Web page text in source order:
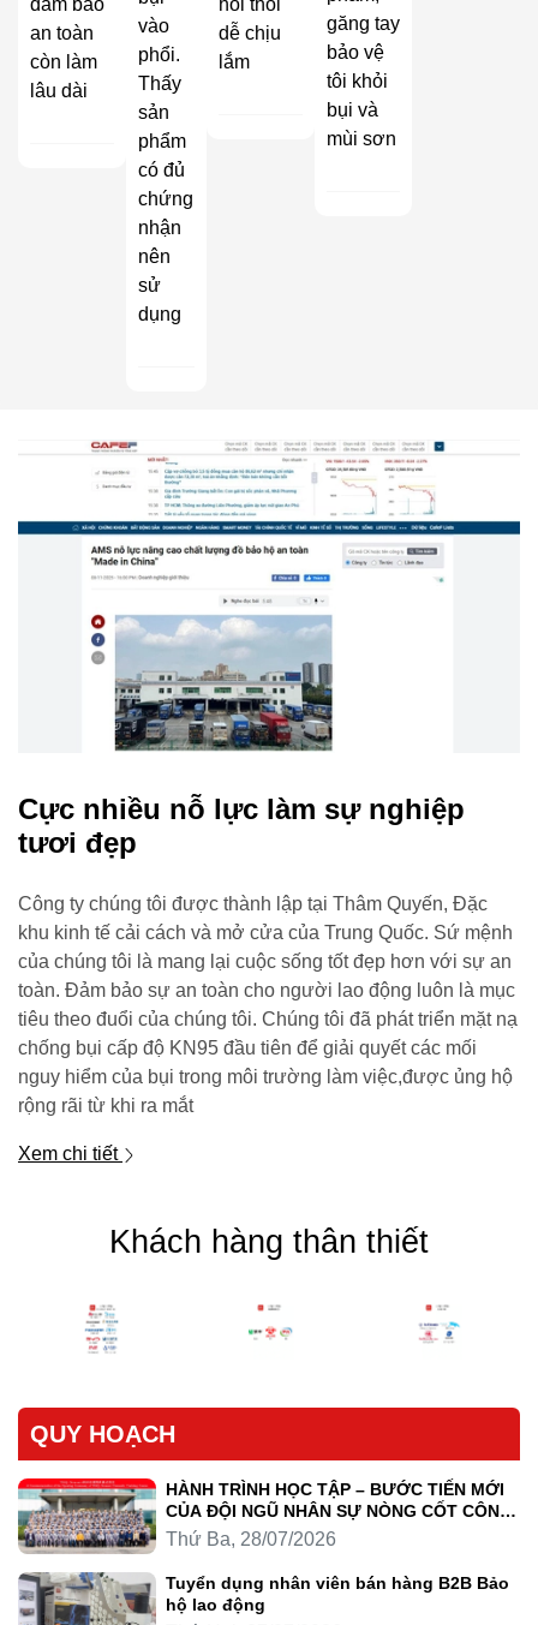
an toàn
còn làm
lâu dài
vào
phổi.
Thấy
sản
phẩm
có đủ
chứng
nhận
nên
sử
dụng
dễ chịu
lắm
găng tay
bảo vệ
tôi khỏi
bụi và
mùi sơn
Cực nhiều nỗ lực làm sự nghiệp
tươi đẹp
Công ty chúng tôi được thành lập tại Thâm Quyến, Đặc
khu kinh tế cải cách và mở cửa của Trung Quốc. Sứ mệnh
của chúng tôi là mang lại cuộc sống tốt đẹp hơn với sự an
toàn. Đảm bảo sự an toàn cho người lao động luôn là mục
tiêu theo đuổi của chúng tôi. Chúng tôi đã phát triển mặt nạ
chống bụi cấp độ KN95 đầu tiên để giải quyết các mối
nguy hiểm của bụi trong môi trường làm việc,được ủng hộ
rộng rãi từ khi ra mắt
Xem chi tiết
Khách hàng thân thiết
QUY HOẠCH
HÀNH TRÌNH HỌC TẬP – BƯỚC TIẾN MỚI
CỦA ĐỘI NGŨ NHÂN SỰ NÒNG CỐT CÔNG
TY LUYỆN KIM TRẦN HỒNG QUÂN
Thứ Ba, 28/07/2026
Tuyển dụng nhân viên bán hàng B2B Bảo
hộ lao động